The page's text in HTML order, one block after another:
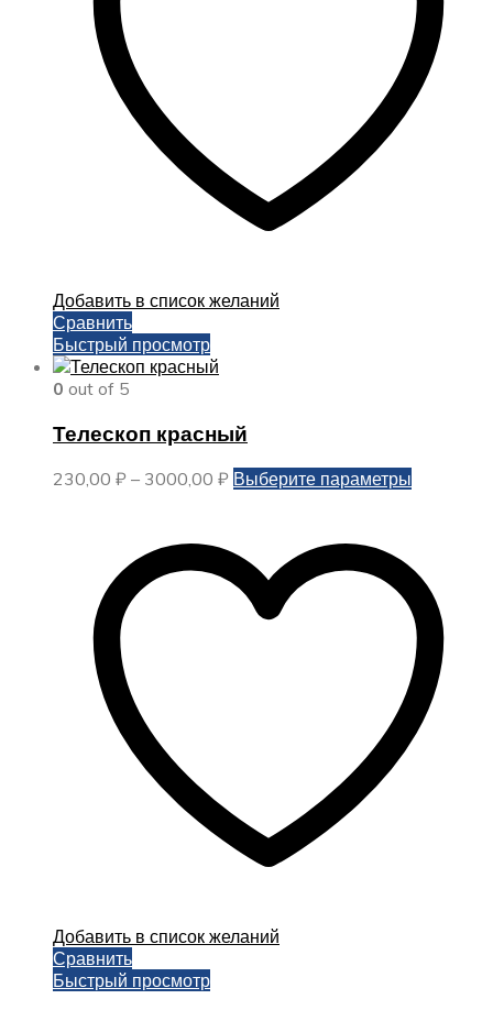
на
странице
товара.
Добавить в список желаний
Сравнить
Быстрый просмотр
0 out of 5
Телескоп красный
230,00 ₽ – 3000,00 ₽ Диапазон
3000,00 ₽
Выберите параметры
вариаций.
Опции
можно
выбрать
на
странице
товара.
Добавить в список желаний
Сравнить
Быстрый просмотр